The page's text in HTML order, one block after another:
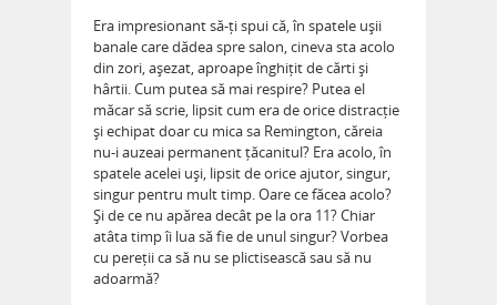
Era impresionant să-ți spui că, în spatele ușii
banale care dădea spre salon, cineva sta acolo
din zori, așezat, aproape înghițit de cărti și
hârtii. Cum putea să mai respire? Putea el
măcar să scrie, lipsit cum era de orice distracție
și echipat doar cu mica sa Remington, căreia
nu-i auzeai permanent țăcanitul? Era acolo, în
spatele acelei uși, lipsit de orice ajutor, singur,
singur pentru mult timp. Oare ce făcea acolo?
Și de ce nu apărea decât pe la ora 11? Chiar
atâta timp îi lua să fie de unul singur? Vorbea
cu pereții ca să nu se plictisească sau să nu
adoarmă?